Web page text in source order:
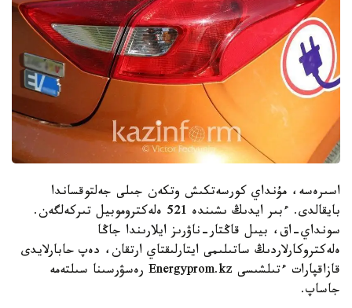
اسىرەسە، مۇنداي كورسەتكىش وتكەن جىلى جەلتوقساندا
بايقالدى. ءبىر ايدىڭ ىشىندە 521 ەلەكتروموبيل تىركەلگەن.
سونداي-اق، بيىل قاڭتار-ناۋرىز ايلارىندا جاڭا
ەلەكتروكارلاردىڭ ساتىلىمى ايتارلىقتاي ارتقان، دەپ حابارلايدى
قازاقپارات ءتىلشىسى Energyprom.kz رەسۋرسىنا سىلتەمە
جاساپ.